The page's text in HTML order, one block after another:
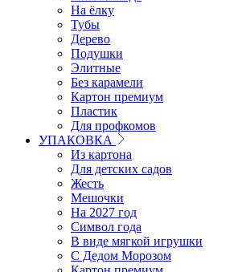
На ёлку
Тубы
Дерево
Подушки
Элитные
Без карамели
Картон премиум
Пластик
Для профкомов
УПАКОВКА
Из картона
Для детских садов
Жесть
Мешочки
На 2027 год
Символ года
В виде мягкой игрушки
С Дедом Морозом